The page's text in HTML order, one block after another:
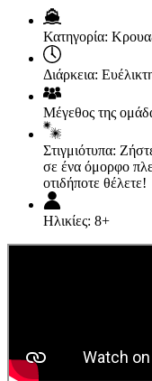
Κατηγορία:
Διάρκεια:
Μέγεθος της
Στιγμιότυπα:
σε ένα όμορφο
οτιδήποτε θέλετε!
Ηλικίες: 8+